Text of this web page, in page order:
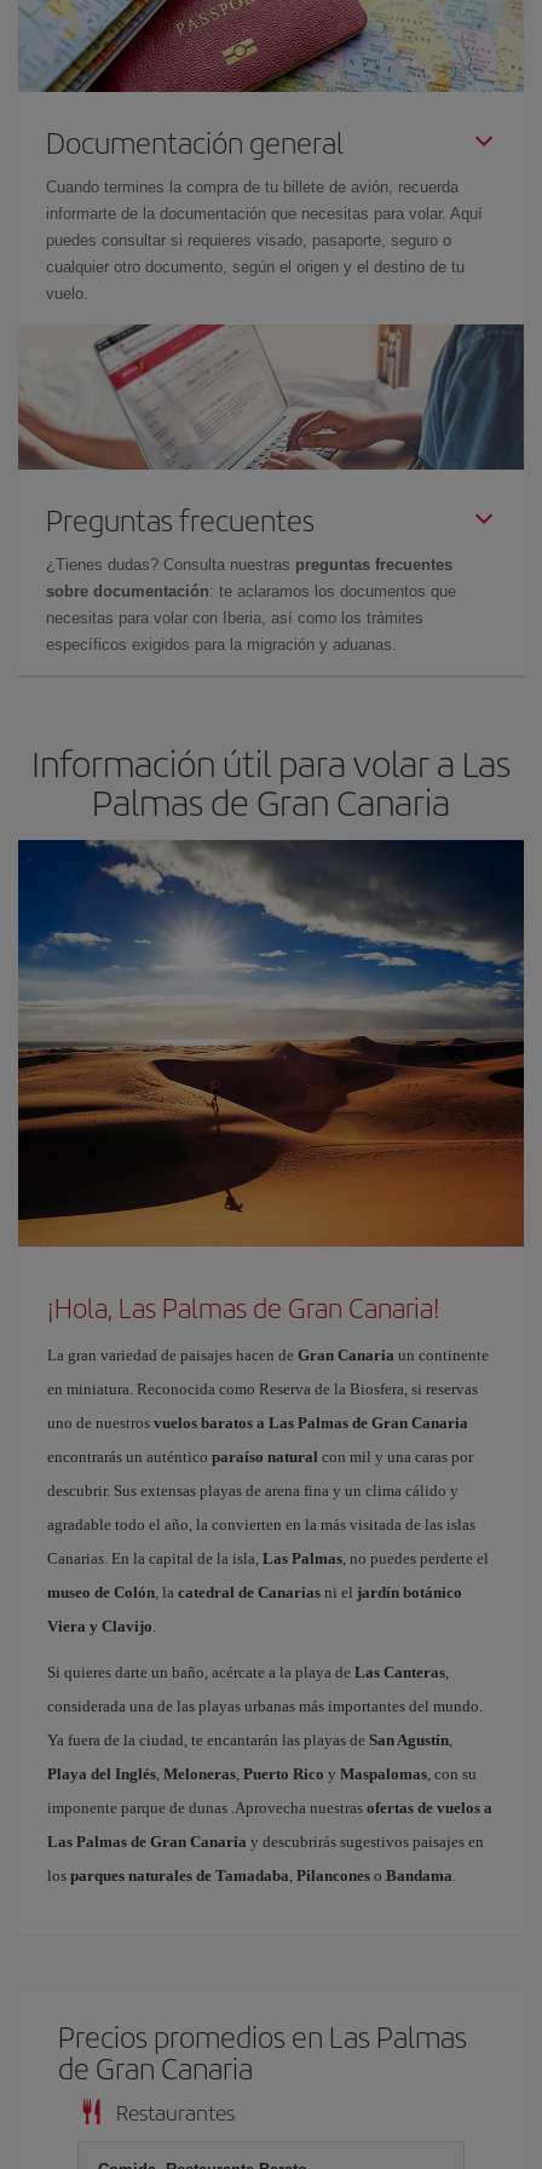
Documentación general
Cuando termines la compra de tu billete de avión, recuerda
informarte de la documentación que necesitas para volar. Aquí
puedes consultar si requieres visado, pasaporte, seguro o
cualquier otro documento, según el origen y el destino de tu
vuelo.
Preguntas frecuentes
¿Tienes dudas? Consulta nuestras preguntas frecuentes
sobre documentación: te aclaramos los documentos que
necesitas para volar con Iberia, así como los trámites
específicos exigidos para la migración y aduanas.
Información útil para volar a Las
Palmas de Gran Canaria
¡Hola, Las Palmas de Gran Canaria!
La gran variedad de paisajes hacen de Gran Canaria un continente
en miniatura. Reconocida como Reserva de la Biosfera, si reservas
uno de nuestros vuelos baratos a Las Palmas de Gran Canaria
encontrarás un auténtico paraíso natural con mil y una caras por
descubrir. Sus extensas playas de arena fina y un clima cálido y
agradable todo el año, la convierten en la más visitada de las islas
Canarias. En la capital de la isla, Las Palmas, no puedes perderte el
museo de Colón, la catedral de Canarias ni el jardín botánico
Viera y Clavijo.
Si quieres darte un baño, acércate a la playa de Las Canteras,
considerada una de las playas urbanas más importantes del mundo.
Ya fuera de la ciudad, te encantarán las playas de San Agustín,
Playa del Inglés, Meloneras, Puerto Rico y Maspalomas, con su
imponente parque de dunas .Aprovecha nuestras ofertas de vuelos a
Las Palmas de Gran Canaria y descubrirás sugestivos paisajes en
los parques naturales de Tamadaba, Pilancones o Bandama.
Precios promedios en Las Palmas
de Gran Canaria
Restaurantes